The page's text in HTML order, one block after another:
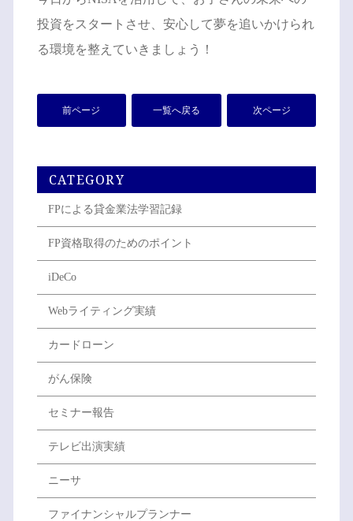
投資をスタートさせ、安心して夢を追いかけられ
る環境を整えていきましょう！
前ページ 一覧へ戻る 次ページ
CATEGORY
FPによる貸金業法学習記録
FP資格取得のためのポイント
iDeCo
Webライティング実績
カードローン
がん保険
セミナー報告
テレビ出演実績
ニーサ
ファイナンシャルプランナー